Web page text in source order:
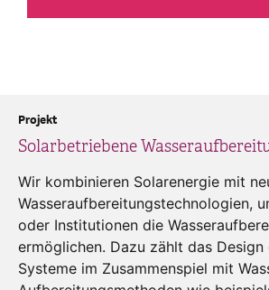
Solarbetriebene
Projekt
Wir kombinieren Solarenergie mit
Wasseraufbereitungstechnologien,
oder Institutionen die
ermöglichen. Dazu zählt das Design
Systeme im Zusammenspiel mit